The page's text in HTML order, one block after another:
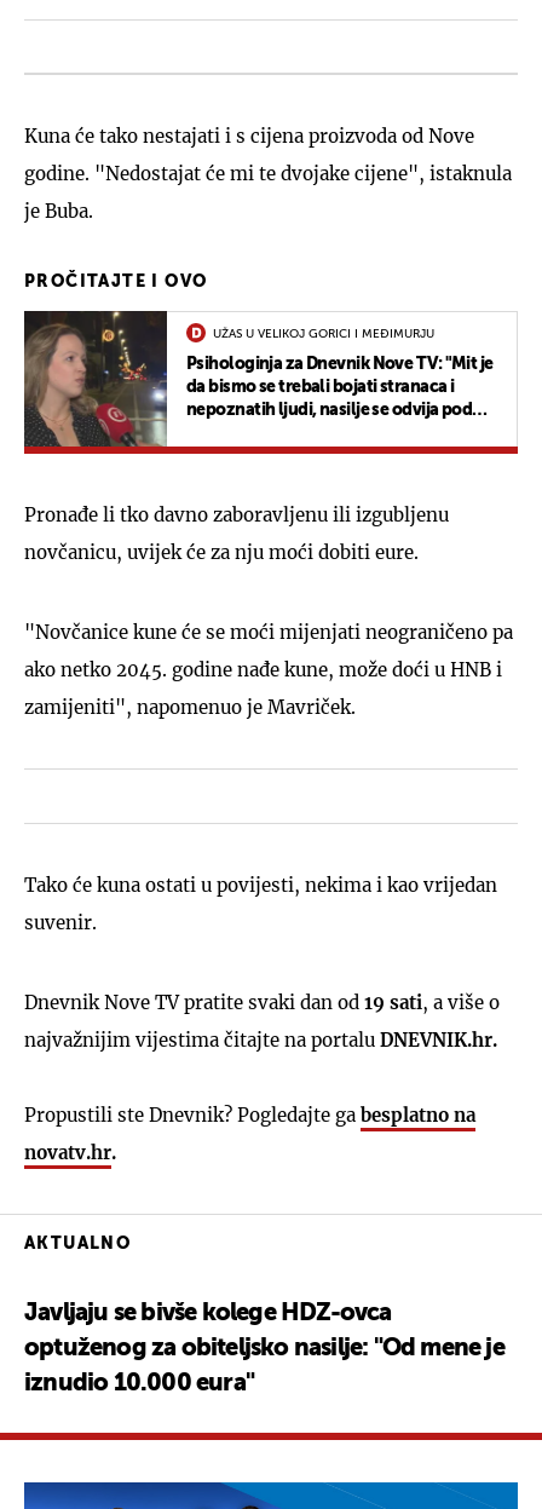
Kuna će tako nestajati i s cijena proizvoda od Nove
godine. "Nedostajat će mi te dvojake cijene", istaknula
je Buba.
PROČITAJTE I OVO
UŽAS U VELIKOJ GORICI I MEĐIMURJU
Psihologinja za Dnevnik Nove TV: "Mit je
da bismo se trebali bojati stranaca i
nepoznatih ljudi, nasilje se odvija pod
Pronađe li tko davno zaboravljenu ili izgubljenu
novčanicu, uvijek će za nju moći dobiti eure.
"Novčanice kune će se moći mijenjati neograničeno pa
ako netko 2045. godine nađe kune, može doći u HNB i
zamijeniti", napomenuo je Mavriček.
Tako će kuna ostati u povijesti, nekima i kao vrijedan
suvenir.
Dnevnik Nove TV pratite svaki dan od 19 sati, a više o
najvažnijim vijestima čitajte na portalu DNEVNIK.hr.
Propustili ste Dnevnik? Pogledajte ga besplatno na
novatv.hr.
AKTUALNO
Javljaju se bivše kolege HDZ-ovca
optuženog za obiteljsko nasilje: "Od mene je
iznudio 10.000 eura"